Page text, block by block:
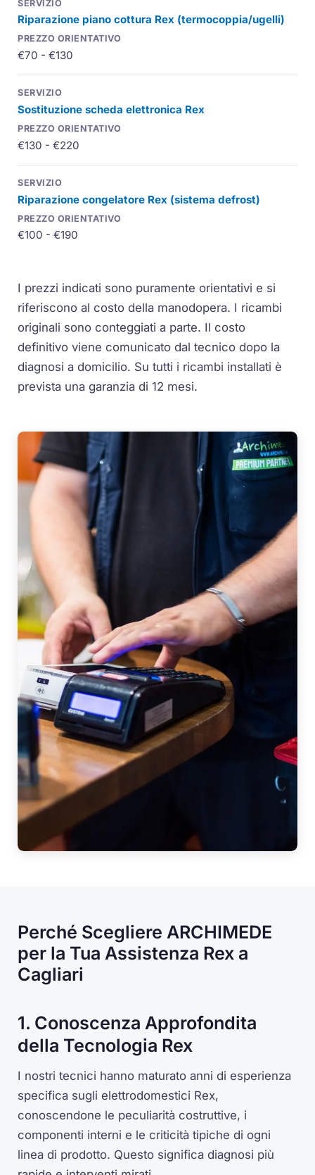
Riparazione piano cottura Rex (termocoppia/ugelli)
€70 - €130
Sostituzione scheda elettronica Rex
€130 - €220
Riparazione congelatore Rex (sistema defrost)
€100 - €190
I prezzi indicati sono puramente orientativi e si
riferiscono al costo della manodopera. I ricambi
originali sono conteggiati a parte. Il costo
definitivo viene comunicato dal tecnico dopo la
diagnosi a domicilio. Su tutti i ricambi installati è
prevista una garanzia di 12 mesi.
Perché Scegliere ARCHIMEDE
per la Tua Assistenza Rex a
Cagliari
1. Conoscenza Approfondita
della Tecnologia Rex
I nostri tecnici hanno maturato anni di esperienza
specifica sugli elettrodomestici Rex,
conoscendone le peculiarità costruttive, i
componenti interni e le criticità tipiche di ogni
linea di prodotto. Questo significa diagnosi più